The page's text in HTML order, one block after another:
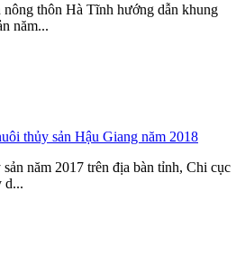
nông thôn Hà Tĩnh hướng dẫn khung
năm...
thủy sản Hậu Giang năm 2018
năm 2017 trên địa bàn tỉnh, Chi cục
d...